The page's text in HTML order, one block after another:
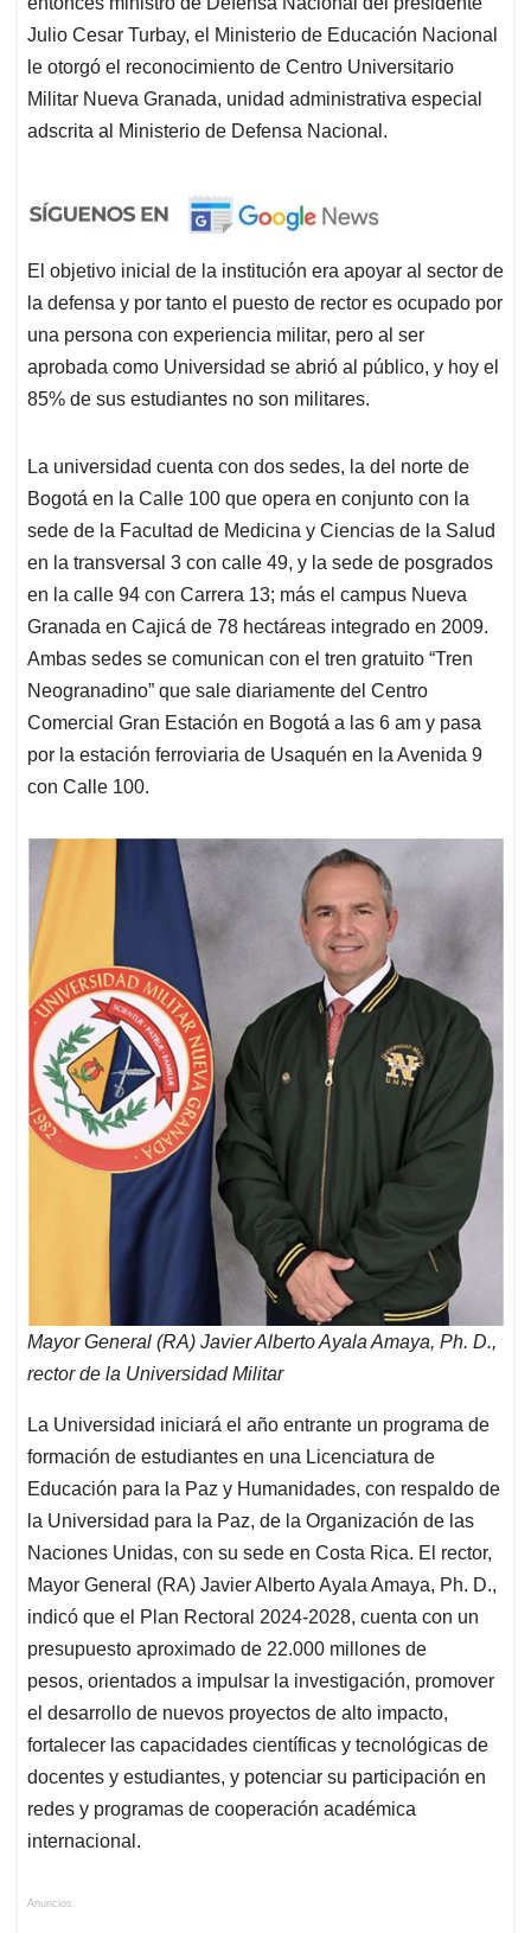
Julio Cesar Turbay, el Ministerio de Educación Nacional
le otorgó el reconocimiento de Centro Universitario
Militar Nueva Granada, unidad administrativa especial
adscrita al Ministerio de Defensa Nacional.
El objetivo inicial de la institución era apoyar al sector de
la defensa y por tanto el puesto de rector es ocupado por
una persona con experiencia militar, pero al ser
aprobada como Universidad se abrió al público, y hoy el
85% de sus estudiantes no son militares.
La universidad cuenta con dos sedes, la del norte de
Bogotá en la Calle 100 que opera en conjunto con la
sede de la Facultad de Medicina y Ciencias de la Salud
en la transversal 3 con calle 49, y la sede de posgrados
en la calle 94 con Carrera 13; más el campus Nueva
Granada en Cajicá de 78 hectáreas integrado en 2009.
Ambas sedes se comunican con el tren gratuito “Tren
Neogranadino” que sale diariamente del Centro
Comercial Gran Estación en Bogotá a las 6 am y pasa
por la estación ferroviaria de Usaquén en la Avenida 9
con Calle 100.
Mayor General (RA) Javier Alberto Ayala Amaya, Ph. D.,
rector de la Universidad Militar
La Universidad iniciará el año entrante un programa de
formación de estudiantes en una Licenciatura de
Educación para la Paz y Humanidades, con respaldo de
la Universidad para la Paz, de la Organización de las
Naciones Unidas, con su sede en Costa Rica. El rector,
Mayor General (RA) Javier Alberto Ayala Amaya, Ph. D.,
indicó que el Plan Rectoral 2024-2028, cuenta con un
presupuesto aproximado de 22.000 millones de
pesos, orientados a impulsar la investigación, promover
el desarrollo de nuevos proyectos de alto impacto,
fortalecer las capacidades científicas y tecnológicas de
docentes y estudiantes, y potenciar su participación en
redes y programas de cooperación académica
internacional.
Anuncios.